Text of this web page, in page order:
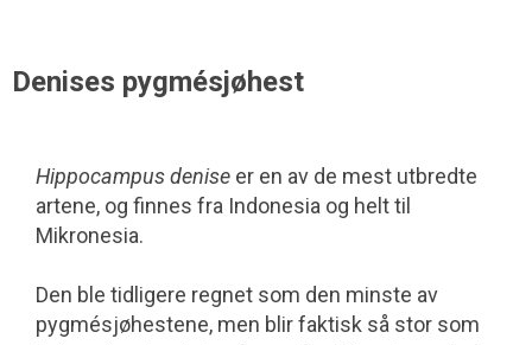
Denises pygmésjøhest
Hippocampus denise er en av de mest utbredte
artene, og finnes fra Indonesia og helt til
Mikronesia.
Den ble tidligere regnet som den minste av
pygmésjøhestene, men blir faktisk så stor som